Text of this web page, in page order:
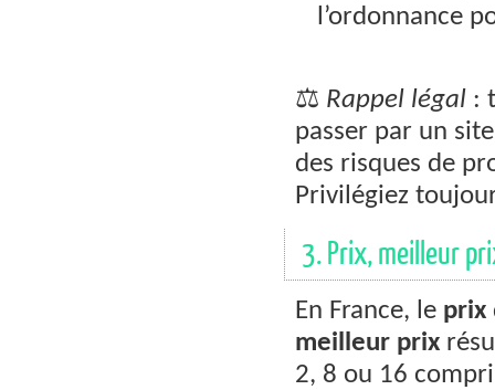
l’ordonnance
⚖️ Rappel légal :
passer par un
des risques de
Privilégiez
3. Prix, meilleur
En France, le prix
meilleur prix
2, 8 ou 16